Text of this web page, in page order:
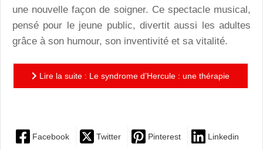
une nouvelle façon de soigner. Ce spectacle musical,
pensé pour le jeune public, divertit aussi les adultes
grâce à son humour, son inventivité et sa vitalité.
Lire la suite : Le syndrome d’Hercule : une thérapie
Facebook Twitter Pinterest Linkedin